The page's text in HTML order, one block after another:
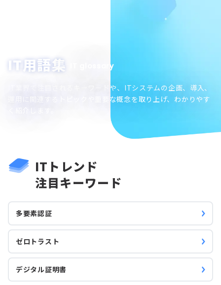
IT用語集 IT glossary
IT業界で注目されるキーワードや、ITシステムの企画、導入、
運用に関連するトピックや重要な概念を取り上げ、わかりやす
ITトレンド
注目キーワード
多要素認証
ゼロトラスト
デジタル証明書